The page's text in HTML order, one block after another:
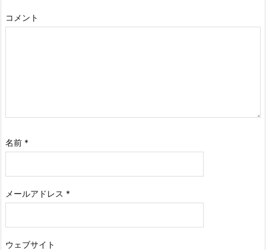
コメント
名前 *
メールアドレス *
ウェブサイト